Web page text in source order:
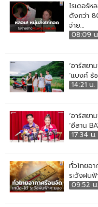
ไรเดอร์ห
ดังกว่า
จ่าย...
08:09
‘อาร์สยา
‘แบงค์ ธั
14:21 น.
‘อาร์สยา
‘อีสาน
17:34 น.
ทั่วไทยอ
ระวังฝน
09:52 น.